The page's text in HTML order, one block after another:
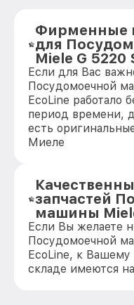
Фирменные
для
Miele G 5220
Если для Вас
Посудомоечной
EcoLine работало
период времени,
есть
Миеле
запчастей
машины
Если Вы желаете
Посудомоечной
EcoLine, к Вашему
складе имеются